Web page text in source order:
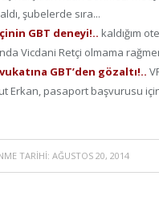
şubelerde sıra...
GBT deneyi!.. kaldığım
Vicdani Retçi olmama
GBT’den gözaltı!..
Erkan, pasaport başvurusu
TARIHI: AĞUSTOS 20, 2014